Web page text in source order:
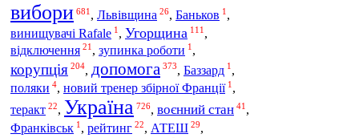
вибори 681 , Львівщина 26, Баньков 1 ,
винищувачі Rafale 1 , Угорщина 111 ,
відключення 21 , зупинка роботи 1 ,
корупція 204, допомога 373, Баззард 1 ,
поляки 4, новий тренер збірної Франції 1 ,
теракт 22, Україна 726, воєнний стан 41 ,
Франківськ 1 , рейтинг 22, АТЕШ 29,